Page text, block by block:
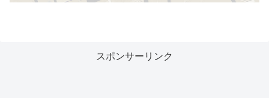
スポンサーリンク